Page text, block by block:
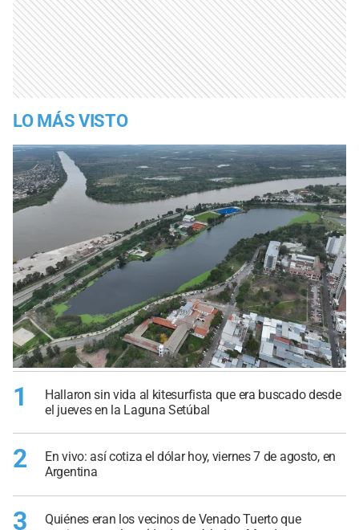
LO MÁS VISTO
1
Hallaron sin vida al kitesurfista que era buscado desde
el jueves en la Laguna Setúbal
2
En vivo: así cotiza el dólar hoy, viernes 7 de agosto, en
Argentina
3
Quiénes eran los vecinos de Venado Tuerto que